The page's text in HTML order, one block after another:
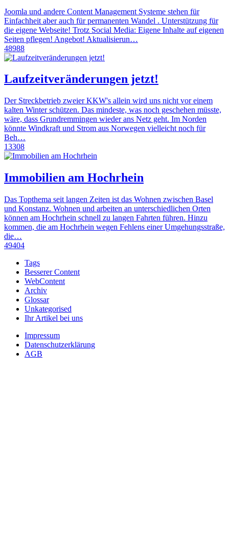
Joomla und andere Content Management Systeme stehen für
Einfachheit aber auch für permanenten Wandel . Unterstützung für
die eigene Webseite! Trotz Social Media: Eigene Inhalte auf eigenen
Seiten pflegen! Angebot! Aktualisierun…
48988
Laufzeitveränderungen jetzt!
Der Streckbetrieb zweier KKW's allein wird uns nicht vor einem
kalten Winter schützen. Das mindeste, was noch geschehen müsste,
wäre, dass Grundremmingen wieder ans Netz geht. Im Norden
könnte Windkraft und Strom aus Norwegen vielleicht noch für
Beh…
13308
Immobilien am Hochrhein
Das Topthema seit langen Zeiten ist das Wohnen zwischen Basel
und Konstanz. Wohnen und arbeiten an unterschiedlichen Orten
können am Hochrhein schnell zu langen Fahrten führen. Hinzu
kommen, die am Hochrhein wegen Fehlens einer Umgehungsstraße,
die…
49404
Tags
Besserer Content
WebContent
Archiv
Glossar
Unkategorised
Ihr Artikel bei uns
Impressum
Datenschutzerklärung
AGB